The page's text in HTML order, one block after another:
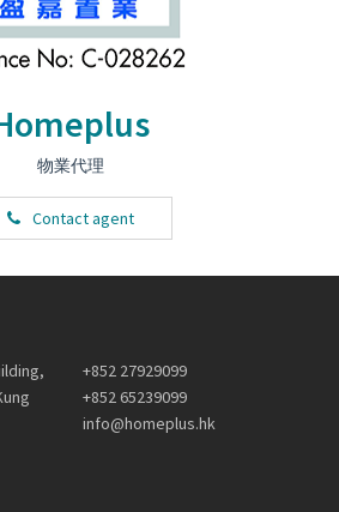
物業代理
Contact agent
+852 27929099
+852 65239099
info@homeplus.hk